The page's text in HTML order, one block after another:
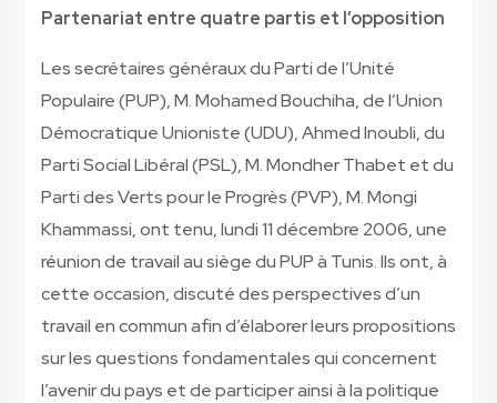
Partenariat entre quatre partis et l’opposition
Les secrétaires généraux du Parti de l’Unité
Populaire (PUP), M. Mohamed Bouchiha, de l’Union
Démocratique Unioniste (UDU), Ahmed Inoubli, du
Parti Social Libéral (PSL), M. Mondher Thabet et du
Parti des Verts pour le Progrès (PVP), M. Mongi
Khammassi, ont tenu, lundi 11 décembre 2006, une
réunion de travail au siège du PUP à Tunis. Ils ont, à
cette occasion, discuté des perspectives d’un
travail en commun afin d’élaborer leurs propositions
sur les questions fondamentales qui concernent
l’avenir du pays et de participer ainsi à la politique